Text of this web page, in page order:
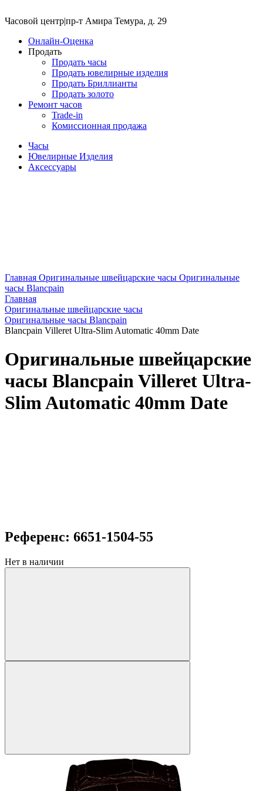
Часовой центр|пр-т Амира Темура, д. 29
Онлайн-Оценка
Продать
Продать часы
Продать ювелирные изделия
Продать Бриллианты
Продать золото
Ремонт часов
Trade-in
Комиссионная продажа
Часы
Ювелирные Изделия
Аксессуары
Главная Оригинальные швейцарские часы Оригинальные
часы Blancpain
Главная
Оригинальные швейцарские часы
Оригинальные часы Blancpain
Blancpain Villeret Ultra-Slim Automatic 40mm Date
Оригинальные швейцарские
часы Blancpain Villeret Ultra-
Slim Automatic 40mm Date
Референс: 6651-1504-55
Нет в наличии